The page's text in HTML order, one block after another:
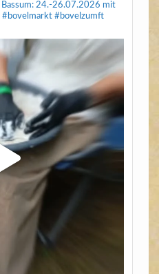
Bassum: 24.-26.07.2026 mit
#bovelmarkt #bovelzumft